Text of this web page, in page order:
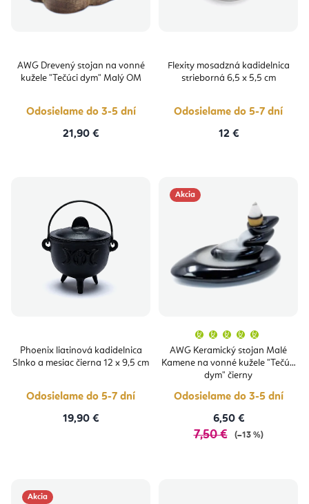
AWG Drevený stojan na vonné
kužele "Tečúci dym" Malý OM
Odosielame do 3-5 dní
21,90 €
Flexity mosadzná kadidelnica
strieborná 6,5 x 5,5 cm
Odosielame do 5-7 dní
12 €
Phoenix liatinová kadidelnica
Slnko a mesiac čierna 12 x 9,5 cm
Odosielame do 5-7 dní
19,90 €
Akcia
AWG Keramický stojan Malé
Kamene na vonné kužele "Tečúci
dym" čierny
produktu
je
5,0
Odosielame do 3-5 dní
6,50 €
7,50 € (–13 %)
Akcia